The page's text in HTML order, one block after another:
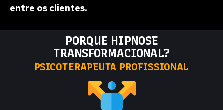
entre os clientes.
PORQUE HIPNOSE
TRANSFORMACIONAL?
PSICOTERAPEUTA PROFISSIONAL